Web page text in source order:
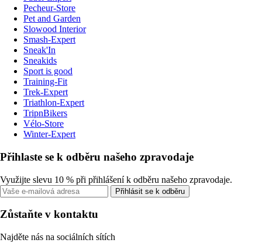
Pecheur-Store
Pet and Garden
Slowood Interior
Smash-Expert
Sneak'In
Sneakids
Sport is good
Training-Fit
Trek-Expert
Triathlon-Expert
TripnBikers
Vélo-Store
Winter-Expert
Přihlaste se k odběru našeho zpravodaje
Využijte slevu 10 % při přihlášení k odběru našeho zpravodaje.
Přihlásit se k odběru
Zůstaňte v kontaktu
Najděte nás na sociálních sítích